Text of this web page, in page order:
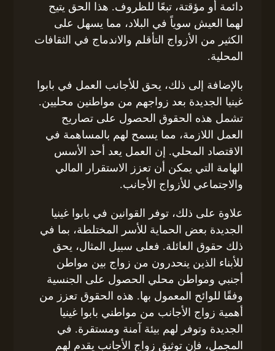
دائمة أو مؤقتة، تبعًا للظروف. هذا الحق يتيح
لهما العيش سوياً في البلاد، مما يسهل على
الكثير من الأزواج التأقلم والاندماج في الثقافات
المحلية.
بالإضافة إلى ذلك، يحق للأجانب العمل في بابوا
غينيا الجديدة بعد زواجهم من مواطنين محليين.
تشمل هذه الحقوق الحصول على تصاريح
العمل اللازمة، مما يسمح لهم بالمساهمة في
الاقتصاد المحلي. إن العمل يعد أحد الأسس
الهامة التي يمكن أن تعزز الاستقرار المالي
والاجتماعي للأزواج الأجانب.
علاوة على ذلك، توفر القوانين في بابوا غينيا
الجديدة بعض الحماية للأسر المختلطة، بما في
ذلك حقوق العائلة. فعلى سبيل المثال، يحق
للأبناء الذين ينحدرون من زواج بين مواطن
أجنبي ومواطن محلي الحصول على الجنسية
وفقًا للوائح المعمول بها. هذه الحقوق تعزز من
أهمية زواج الأجانب من مواطني بابوا غينيا
الجديدة وتوفر لهم بيئة آمنة ومستقرة. في
المجمل، فإن توثيق زواج الأجانب يقدم لهم